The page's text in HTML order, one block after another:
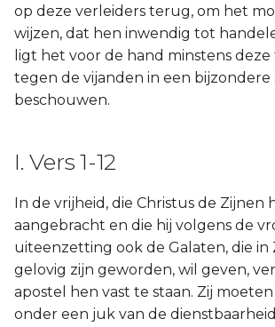
op deze verleiders terug, om het
wijzen, dat hen inwendig tot
ligt het voor de hand minstens deze
tegen de vijanden in een
beschouwen.
I. Vers 1-12
In de vrijheid, die Christus de Zijnen
aangebracht en die hij volgens de
uiteenzetting ook de Galaten, die in
gelovig zijn geworden, wil geven,
apostel hen vast te staan. Zij
onder een juk van de